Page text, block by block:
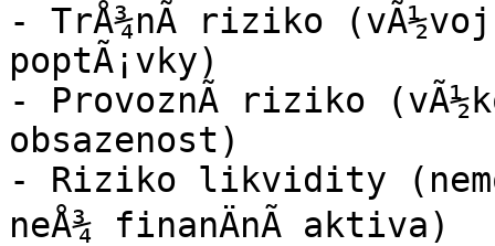
- TrÅ¾nÃ­ riziko
poptÃ¡vky)
- ProvoznÃ­ riziko
obsazenost)
- Riziko likvidity
neÅ¾ finanÄnÃ­ aktiva)